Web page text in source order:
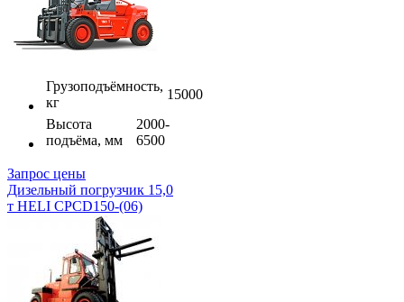
Грузоподъёмность,
кг
15000
Высота
подъёма, мм
2000-
6500
Запрос цены
Дизельный погрузчик 15,0
т HELI CPCD150-(06)